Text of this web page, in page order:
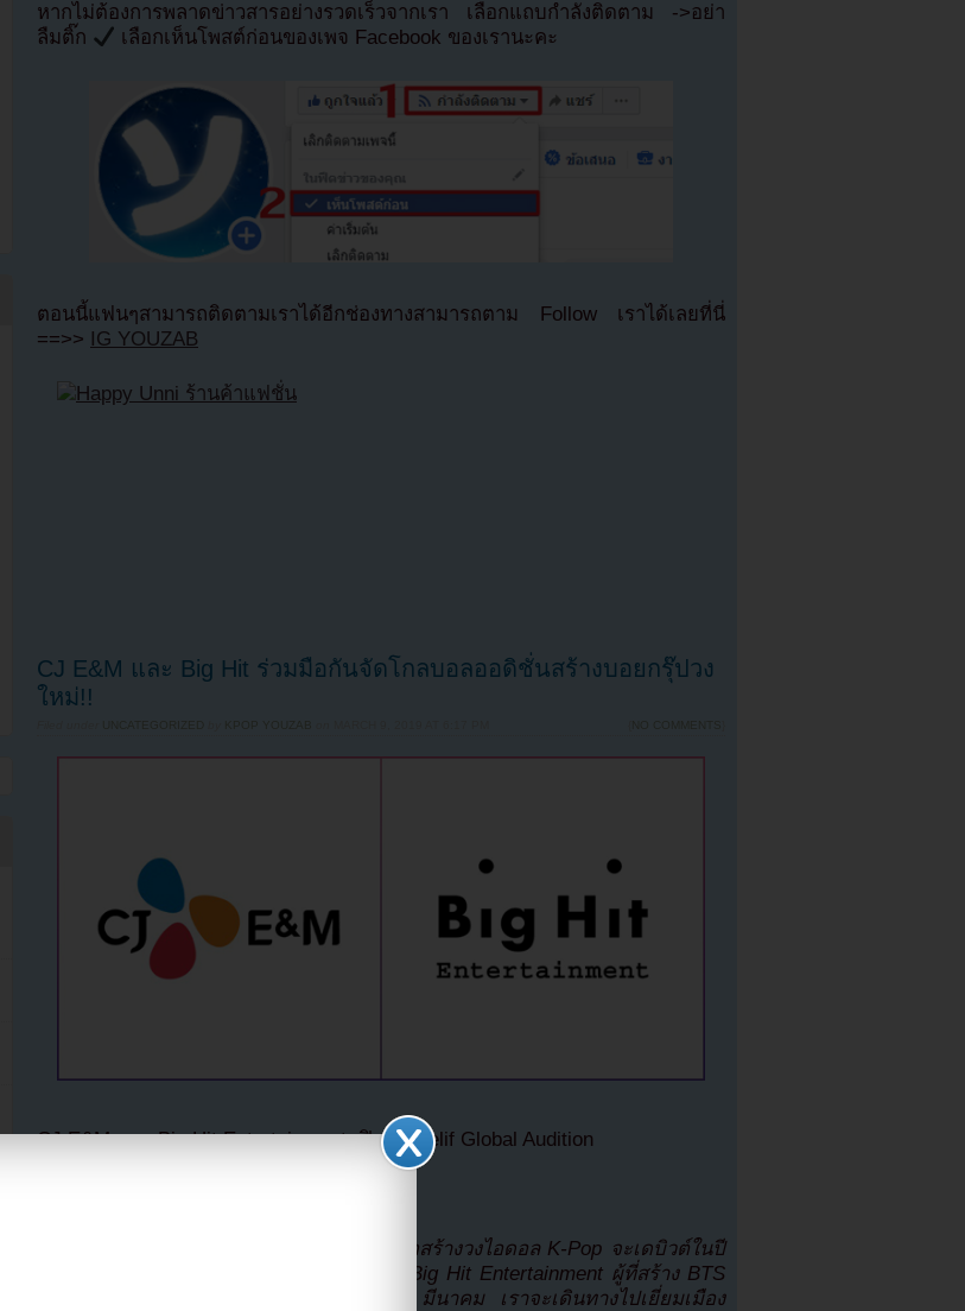
หากไม่ต้องการพลาดข่าวสารอย่างรวดเร็วจากเรา เลือกแถบกำลังติดตาม ->อย่า
ลืมติ๊ก
เลือกเห็นโพสต์ก่อนของเพจ Facebook ของเรานะคะ
ตอนนี้แฟนๆสามารถติดตามเราได้อีกช่องทางสามารถตาม Follow เราได้เลยที่นี่
==>>
IG YOUZAB
CJ E&M และ Big Hit ร่วมมือกันจัดโกลบอลออดิชั่นสร้างบอยกรุ๊ปวง
ใหม่!!
UNCATEGORIZED KPOP YOUZAB NO COMMENTS
CJ E&M และ Big Hit Entertainment เปิดตัว Belif Global Audition
“Belif Lab กำลังมองหาสมาชิกจากทั่วโลกเพื่อสร้างวงไอดอล K-Pop จะเดบิวต์ในปี
2020 CJ E&M ผู้ที่สร้างซีรี่ย์ Produce และ Big Hit Entertainment ผู้ที่สร้าง BTS
จะทำงานร่วมกันเริ่มด้วยกรุงโซลในวันที่ 23 มีนาคม เราจะเดินทางไปเยี่ยมเมือง